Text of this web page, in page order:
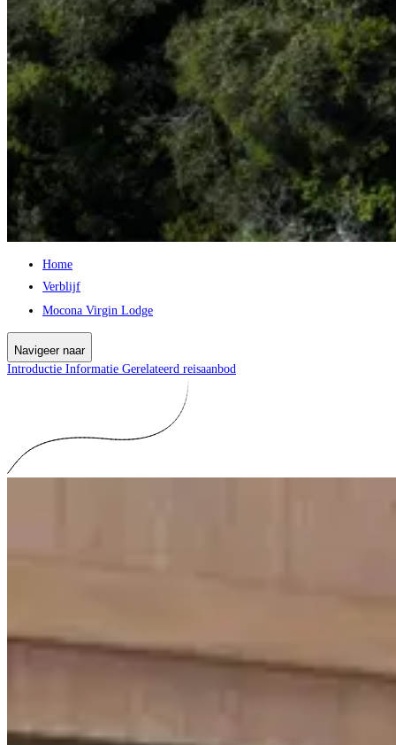
Home
Verblijf
Mocona Virgin Lodge
Navigeer naar
Introductie Informatie Gerelateerd reisaanbod